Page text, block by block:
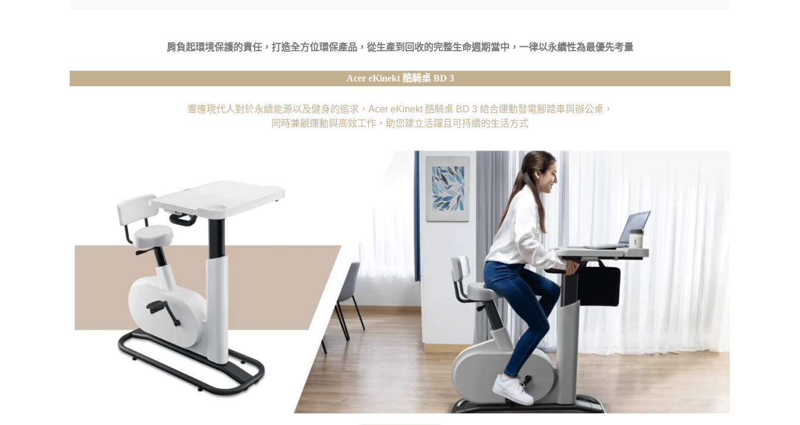
肩負起環境保護的責任，打造全方位環保產品，從生產到回收的完整生命週期當中，一律以永續性為最優先考量
Acer eKinekt 酷騎桌 BD 3
響應現代人對於永續能源以及健身的追求，Acer eKinekt 酷騎桌 BD 3 結合運動發電腳踏車與辦公桌，
同時兼顧運動與高效工作，助您建立活躍且可持續的生活方式